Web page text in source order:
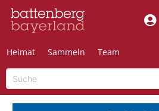
Heimat Sammeln Team